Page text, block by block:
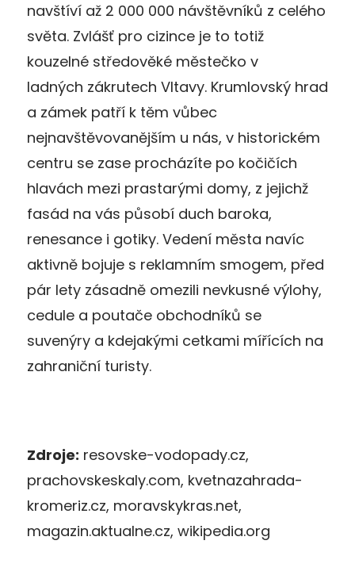
navštíví až 2 000 000 návštěvníků z celého
světa. Zvlášť pro cizince je to totiž
kouzelné středověké městečko v
ladných zákrutech Vltavy. Krumlovský hrad
a zámek patří k těm vůbec
nejnavštěvovanějším u nás, v historickém
centru se zase procházíte po kočičích
hlavách mezi prastarými domy, z jejichž
fasád na vás působí duch baroka,
renesance i gotiky. Vedení města navíc
aktivně bojuje s reklamním smogem, před
pár lety zásadně omezili nevkusné výlohy,
cedule a poutače obchodníků se
suvenýry a kdejakými cetkami mířících na
zahraniční turisty.
Zdroje: resovske-vodopady.cz,
prachovskeskaly.com, kvetnazahrada-
kromeriz.cz, moravskykras.net,
magazin.aktualne.cz, wikipedia.org